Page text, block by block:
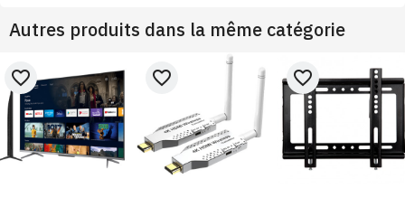
Autres produits dans la même catégorie
favorite_border favorite_border favorite_border